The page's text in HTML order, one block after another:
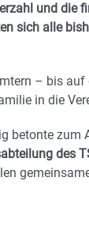
und die
sich alle
– bis
in die
betonte zum
des